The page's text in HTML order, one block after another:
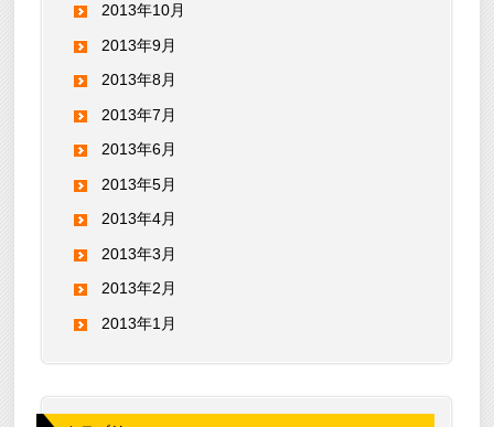
2013年10月
2013年9月
2013年8月
2013年7月
2013年6月
2013年5月
2013年4月
2013年3月
2013年2月
2013年1月